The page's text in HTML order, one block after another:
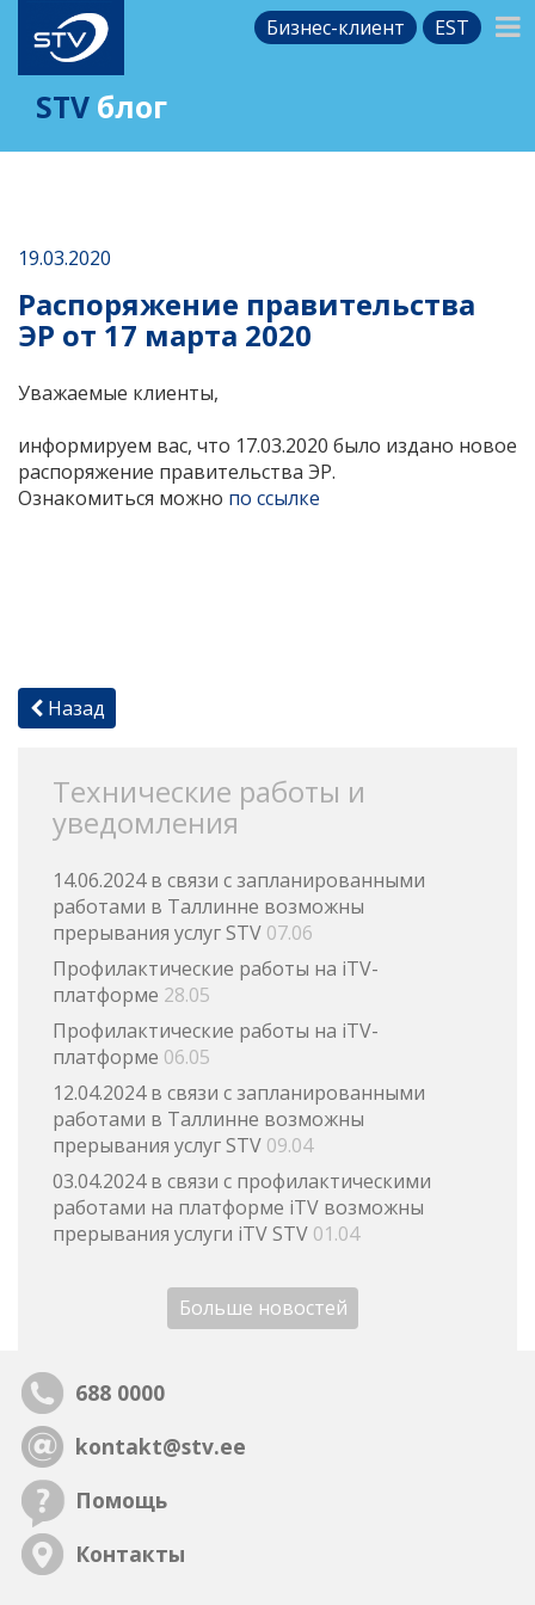
Бизнес-клиент EST
STV блог
19.03.2020
Распоряжение правительства
ЭР от 17 марта 2020
Уважаемые клиенты,
информируем вас, что 17.03.2020 было издано новое
распоряжение правительства ЭР.
Ознакомиться можно по ссылке
Назад
Технические работы и
уведомления
14.06.2024 в связи с запланированными
работами в Таллинне возможны
прерывания услуг STV 07.06
Профилактические работы на iTV-
платформе 28.05
Профилактические работы на iTV-
платформе 06.05
12.04.2024 в связи с запланированными
работами в Таллинне возможны
прерывания услуг STV 09.04
03.04.2024 в связи с профилактическими
работами на платформе iTV возможны
прерывания услуги iTV STV 01.04
Больше новостей
688 0000
kontakt@stv.ee
Помощь
Контакты